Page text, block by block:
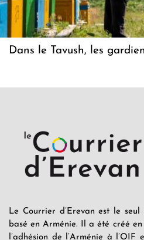
Dans le Tavush, les
Le Courrier d’Erevan est le
basé en Arménie. Il a été créé
l’adhésion de l’Arménie à